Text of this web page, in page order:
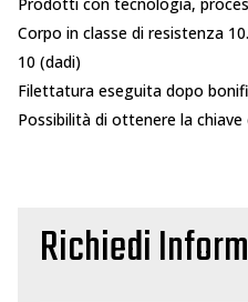
Corpo in classe di resistenza
10 (dadi)
Filettatura eseguita dopo
Possibilità di ottenere la
Richiedi